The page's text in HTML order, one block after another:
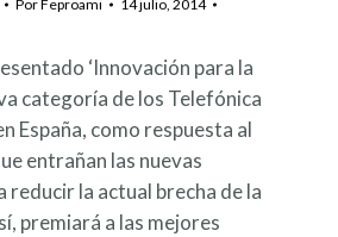
Por Feproami
14 julio, 2014
‘Innovación para la
categoría de los Telefónica
España, como respuesta al
entrañan las nuevas
reducir la actual brecha de la
premiará a las mejores